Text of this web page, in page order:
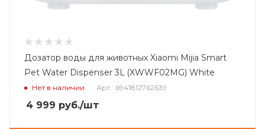
Дозатор воды для животных Xiaomi Mijia Smart
Pet Water Dispenser 3L (XWWF02MG) White
Нет в наличии Арт.: 6941812762639
4 999 руб./шт